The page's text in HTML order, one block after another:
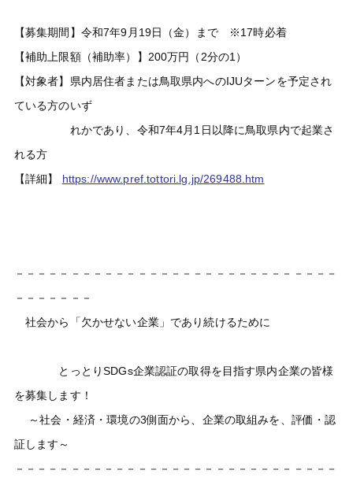
【募集期間】令和7年9月19日（金）まで ※17時必着
【補助上限額（補助率）】200万円（2分の1）
【対象者】県内居住者または鳥取県内へのIJUターンを予定され
ている方のいず
れかであり、令和7年4月1日以降に鳥取県内で起業さ
れる方
【詳細】 https://www.pref.tottori.lg.jp/269488.htm
－－－－－－－－－－－－－－－－－－－－－－－－－－－－－
－－－－－－－
社会から「欠かせない企業」であり続けるために
とっとりSDGs企業認証の取得を目指す県内企業の皆様
を募集します！
～社会・経済・環境の3側面から、企業の取組みを、評価・認
証します～
－－－－－－－－－－－－－－－－－－－－－－－－－－－－－